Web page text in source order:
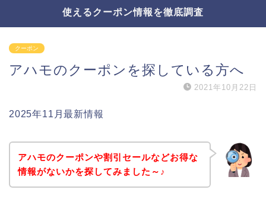
使えるクーポン情報を徹底調査
クーポン
アハモのクーポンを探している方へ
2021年10月22日
2025年11月最新情報
アハモのクーポンや割引セールなどお得な
情報がないかを探してみました～♪